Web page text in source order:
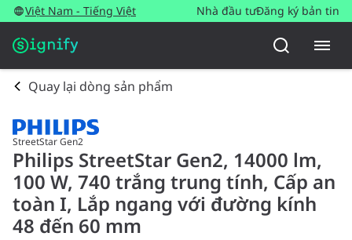
Việt Nam - Tiếng Việt Nhà đầu tưĐăng ký bản tin
Quay lại dòng sản phẩm
StreetStar Gen2
Philips StreetStar Gen2, 14000 lm,
100 W, 740 trắng trung tính, Cấp an
toàn I, Lắp ngang với đường kính
48 đến 60 mm